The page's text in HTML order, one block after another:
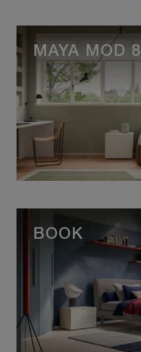
MAYA MOD 8
BOOK